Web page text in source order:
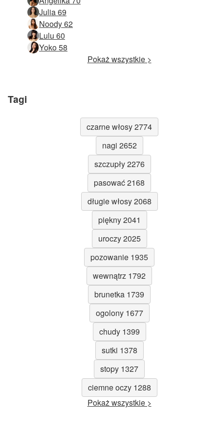
Julia 69
Noody 62
Lulu 60
Yoko 58
Pokaż wszystkie >
Tagi
czarne włosy 2774
nagi 2652
szczupły 2276
pasować 2168
długie włosy 2068
piękny 2041
uroczy 2025
pozowanie 1935
wewnątrz 1792
brunetka 1739
ogolony 1677
chudy 1399
sutki 1378
stopy 1327
ciemne oczy 1288
Pokaż wszystkie >